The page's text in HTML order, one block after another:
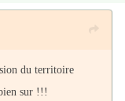
du territoire
sur !!!